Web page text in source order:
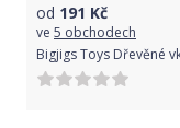
od 191 Kč
ve 5 obchodech